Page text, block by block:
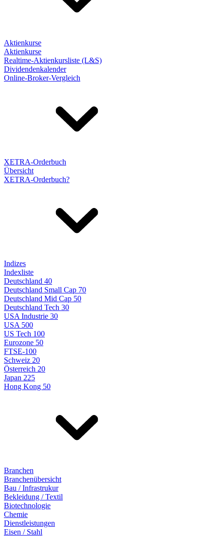
Aktienkurse
Aktienkurse
Realtime-Aktienkursliste (L&S)
Dividendenkalender
Online-Broker-Vergleich
XETRA-Orderbuch
Übersicht
XETRA-Orderbuch?
Indizes
Indexliste
Deutschland 40
Deutschland Small Cap 70
Deutschland Mid Cap 50
Deutschland Tech 30
USA Industrie 30
USA 500
US Tech 100
Eurozone 50
FTSE-100
Schweiz 20
Österreich 20
Japan 225
Hong Kong 50
Branchen
Branchenübersicht
Bau / Infrastrukur
Bekleidung / Textil
Biotechnologie
Chemie
Dienstleistungen
Eisen / Stahl